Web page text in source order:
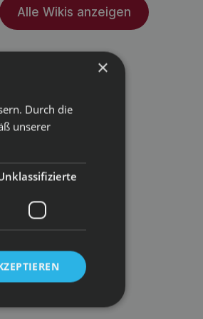
Alle Wikis anzeigen
×
Durch die
unserer